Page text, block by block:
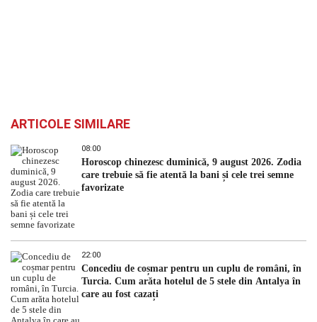
ARTICOLE SIMILARE
08:00
Horoscop chinezesc duminică, 9 august 2026. Zodia
care trebuie să fie atentă la bani și cele trei semne
favorizate
22:00
Concediu de coșmar pentru un cuplu de români, în
Turcia. Cum arăta hotelul de 5 stele din Antalya în
care au fost cazați